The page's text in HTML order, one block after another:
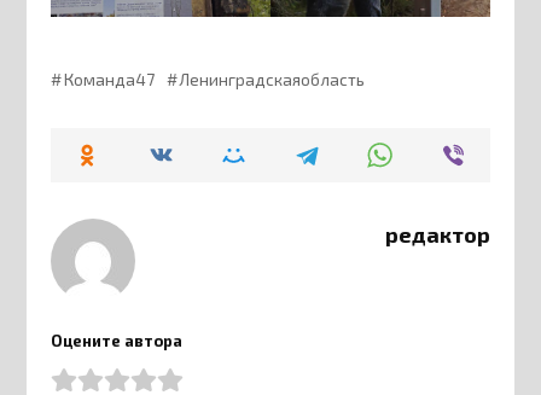
Команда47 Ленинградскаяобласть
редактор
Оцените автора